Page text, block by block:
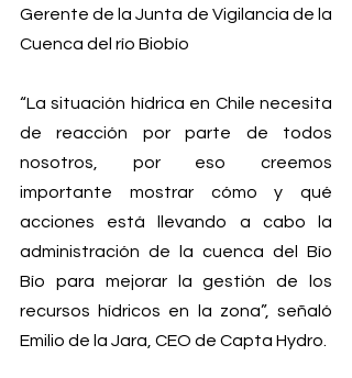
Gerente de la Junta de Vigilancia de la
Cuenca del río Biobío
“La situación hídrica en Chile necesita
de reacción por parte de todos
nosotros, por eso creemos
importante mostrar cómo y qué
acciones está llevando a cabo la
administración de la cuenca del Bío
Bío para mejorar la gestión de los
recursos hídricos en la zona”, señaló
Emilio de la Jara, CEO de Capta Hydro.